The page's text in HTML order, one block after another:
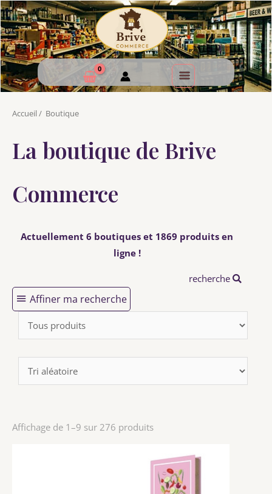
Accueil / Boutique
La boutique de Brive
Commerce
Actuellement 6 boutiques et 1869 produits en
ligne !
recherche
Affiner ma recherche
Affichage de 1–9 sur 276 produits